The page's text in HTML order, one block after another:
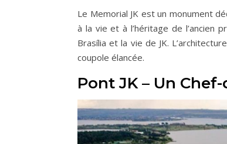
Le Memorial JK est un monument
à la vie et à l’héritage de l’ancien
Brasília et la vie de JK.
coupole élancée.
Pont JK – Un